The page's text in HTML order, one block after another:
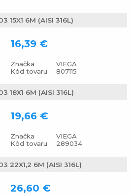
15X1 6M (AISI 316L)
Značka
VIEGA
Kód tovaru
807115
16,39 €
18X1 6M (AISI 316L)
Značka
VIEGA
Kód tovaru
289034
19,66 €
22X1,2 6M (AISI 316L)
26,60 €